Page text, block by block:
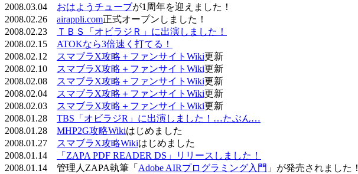
2008.03.04 おはようチューブが1周年を迎えました！
2008.02.26 airappli.com正式オープンしました！
2008.02.23
ＴＢＳ「オビラジＲ」に出演しました！
2008.02.15 ATOKなら3倍速く打てる！
2008.02.12
スマブラX攻略＋ファンサイトWiki更新
2008.02.10
スマブラX攻略＋ファンサイトWiki更新
2008.02.08
スマブラX攻略＋ファンサイトWiki更新
2008.02.04
スマブラX攻略＋ファンサイトWiki更新
2008.02.03
スマブラX攻略＋ファンサイトWiki更新
2008.01.28 TBS「オビラジR」に出演しました！…たぶん…
2008.01.28 MHP2G攻略Wikiはじめました
2008.01.27
スマブラX攻略Wikiはじめました
2008.01.14
「ZAPA PDF READER DS」リリースしました！
2008.01.14 管理人ZAPA執筆「 Adobe AIRプログラミング入門 」が発売されました！